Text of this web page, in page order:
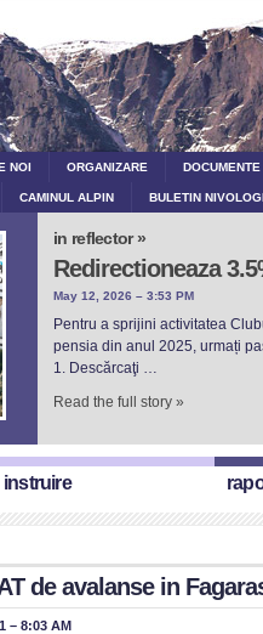
NOI ORGANIZARE DOCUMENTE
CAMINUL ALPIN BULETIN
in reflector »
Redirectioneaza
May 12, 2026 – 3:53 PM
Pentru a sprijini activitatea
pensia din anul 2025, urmați
1. Descărcaţi …
Read the full story »
instruire
de avalanse in
– 8:03 AM